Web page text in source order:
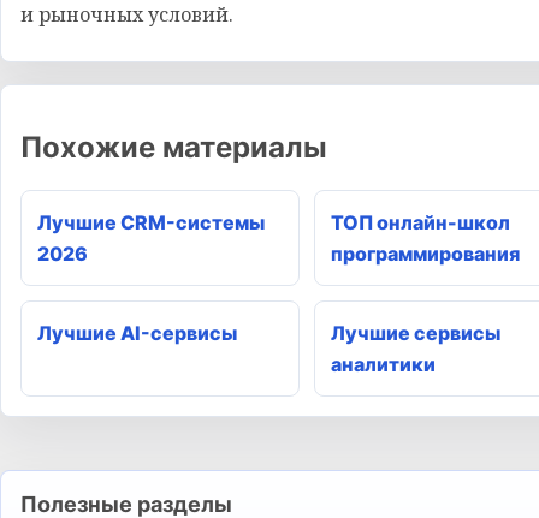
и рыночных условий.
Похожие материалы
Лучшие CRM-системы
2026
ТОП онлайн-школ
программирования
Лучшие AI-сервисы
Лучшие сервисы
аналитики
Полезные разделы